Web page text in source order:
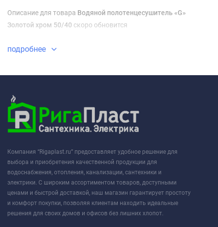
Описание для товара Водяной полотенцесушитель «G»
Золотой хром 50/40 скоро обновится
подробнее
Компания “Rigaplast.ru” предоставляет удобное решение для
выбора и приобретения качественной продукции для
водоснабжения, отопления, канализации, сантехники и
электрики. С широким ассортиментом товаров, доступными
ценами и быстрой доставкой, наш магазин гарантирует простоту
и комфорт покупки, позволяя клиентам находить идеальные
решения для своих домов и офисов без лишних хлопот.